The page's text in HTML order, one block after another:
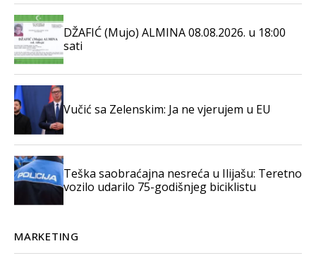
DŽAFIĆ (Mujo) ALMINA 08.08.2026. u 18:00
sati
Vučić sa Zelenskim: Ja ne vjerujem u EU
Teška saobraćajna nesreća u Ilijašu: Teretno
vozilo udarilo 75-godišnjeg biciklistu
MARKETING